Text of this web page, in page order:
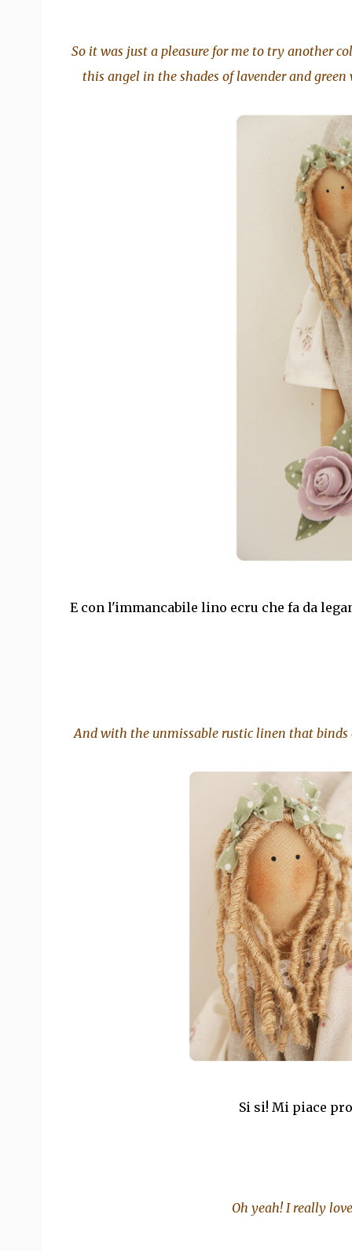
So it was just a pleasure for me to try another
this angel in the shades of lavender and
E con l'immancabile lino ecru che fa da
And with the unmissable rustic linen that
Si si! Mi piace
Oh yeah! I really